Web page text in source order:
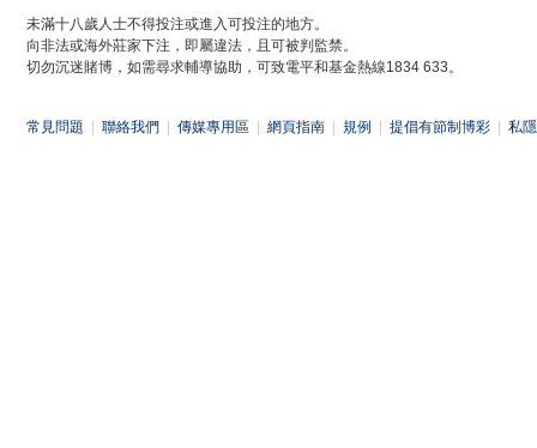
未滿十八歲人士不得投注或進入可投注的地方。
向非法或海外莊家下注，即屬違法，且可被判監禁。
切勿沉迷賭博，如需尋求輔導協助，可致電平和基金熱線1834 633。
常見問題 聯絡我們 傳媒專用區 網頁指南 規例 提倡有節制博彩 私